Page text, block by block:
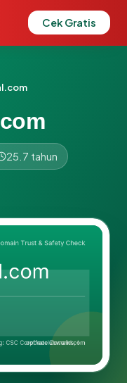
Cek Gratis
25.7 tahun